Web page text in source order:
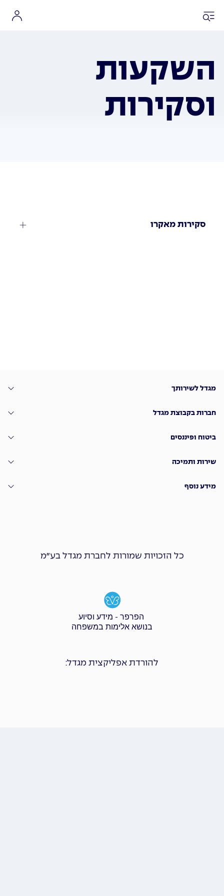
השקעות
וסקירות
סקירות מאקרו
מגדל לשירותך
חברות בקבוצת מגדל
ביטוח ופיננסים
שירות ותמיכה
מידע נוסף
כל הזכויות שמורות לחברת מגדל בע״מ
הפרפר - מידע וסיוע
בנושא אלימות במשפחה
להורדת אפליקצית מגדל: